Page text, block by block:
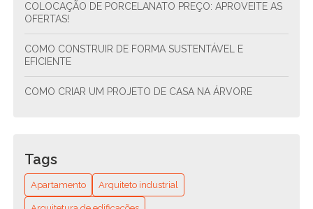
COLOCAÇÃO DE PORCELANATO PREÇO: APROVEITE AS
OFERTAS!
COMO CONSTRUIR DE FORMA SUSTENTÁVEL E
EFICIENTE
COMO CRIAR UM PROJETO DE CASA NA ÁRVORE
COMO CRIAR UM PROJETO DE CONDOMÍNIO
RESIDENCIAL SUSTENTÁVEL E FUNCIONAL
Tags
Apartamento Arquiteto industrial